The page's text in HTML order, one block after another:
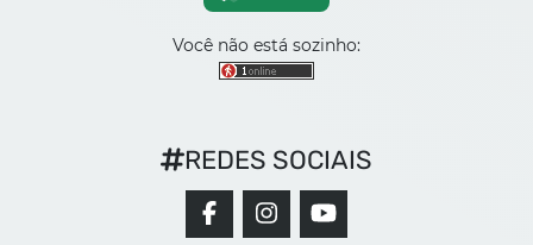
Você não está sozinho:
REDES SOCIAIS